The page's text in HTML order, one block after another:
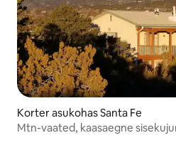
Korter asukohas Santa Fe
Mtn-vaated, kaasaegne